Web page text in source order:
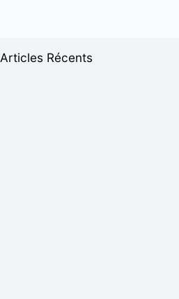
Articles Récents